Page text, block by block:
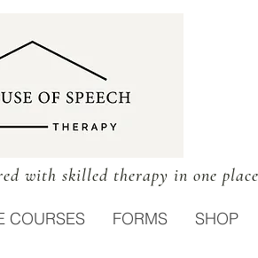
with skilled therapy in one
COURSES FORMS SHOP